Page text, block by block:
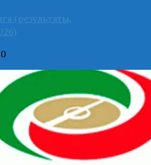
(результаты,